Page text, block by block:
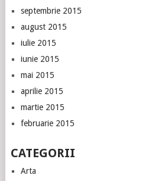
septembrie 2015
august 2015
iulie 2015
iunie 2015
mai 2015
aprilie 2015
martie 2015
februarie 2015
CATEGORII
Arta